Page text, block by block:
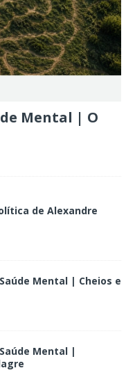
Mental | O
de Alexandre
Mental | Cheios e
Mental |